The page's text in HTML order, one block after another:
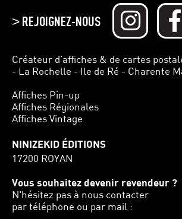
>REJOIGNEZ-NOUS
Créateur d’affiches & de cartes
- La Rochelle - Ile de Ré - Charente
Affiches Pin-up
Affiches Régionales
Affiches Vintage
NINIZEKID ÉDITIONS
17200 ROYAN
Vous souhaitez devenir revendeur ?
N'hésitez pas à nous contacter
par téléphone ou par mail :